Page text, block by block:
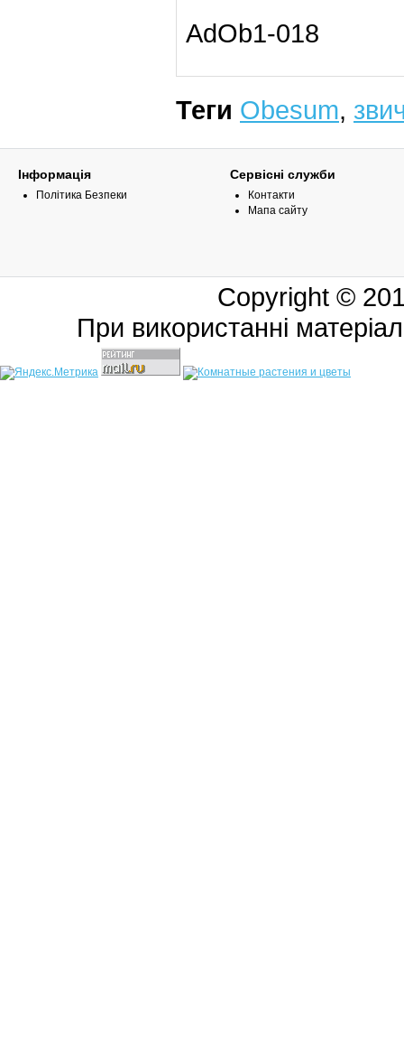
AdOb1-018
Теги Obesum,
Інформація
Політика Безпеки
Сервісні служби
Контакти
Мапа сайту
Copyright ©
При використанні